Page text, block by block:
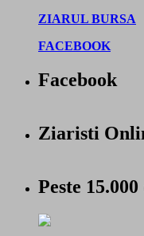
ZIARUL BURSA
FACEBOOK
Facebook
Ziaristi
Peste